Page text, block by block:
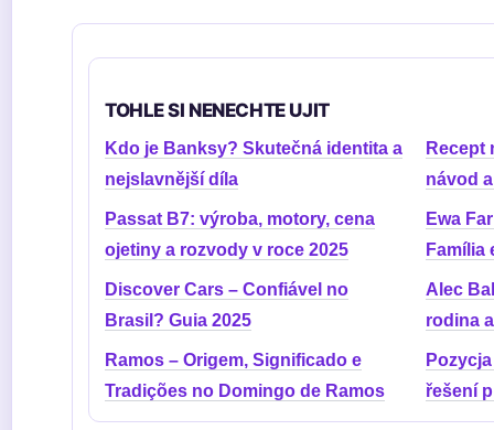
TOHLE SI NENECHTE UJIT
Kdo je Banksy? Skutečná identita a
nejslavnější díla
Recept
návod
Passat B7: výroba, motory, cena
ojetiny a rozvody v roce 2025
Ewa
Família
Discover Cars – Confiável no
Brasil? Guia 2025
Alec
rodina
Ramos – Origem, Significado e
Tradições no Domingo de Ramos
řešení